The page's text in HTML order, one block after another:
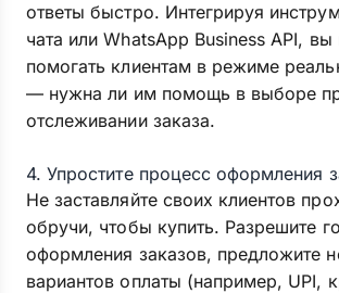
ответы быстро. Интегрируя
чата или WhatsApp Business API,
помогать клиентам в режиме
— нужна ли им помощь в выборе
отслеживании заказа.
4. Упростите процесс оформления
Не заставляйте своих клиентов
обручи, чтобы купить. Разрешите
оформления заказов, предложите
вариантов оплаты (например, UPI,